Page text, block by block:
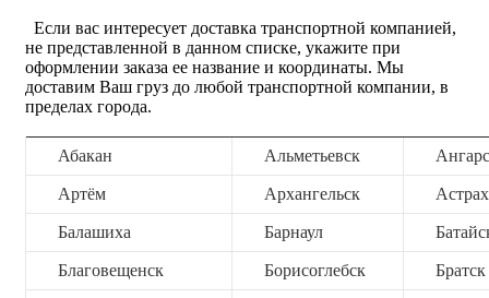
Если вас интересует доставка транспортной компанией,
не представленной в данном списке, укажите при
оформлении заказа ее название и координаты. Мы
доставим Ваш груз до любой транспортной компании, в
пределах города.
Абакан Альметьевск
Артём Архангельск
Балашиха Барнаул
Благовещенск Борисоглебск Братск